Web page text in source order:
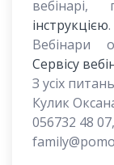
інструкцією.
Вебінари
Сервісу
З усіх
Кулик
056732 48